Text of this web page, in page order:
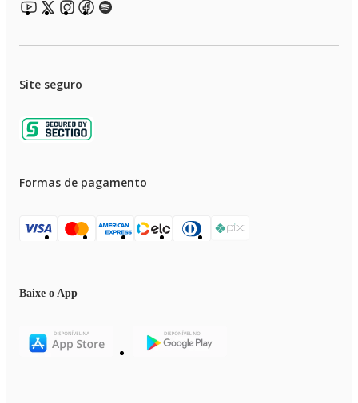
Site seguro
Formas de pagamento
Baixe o App